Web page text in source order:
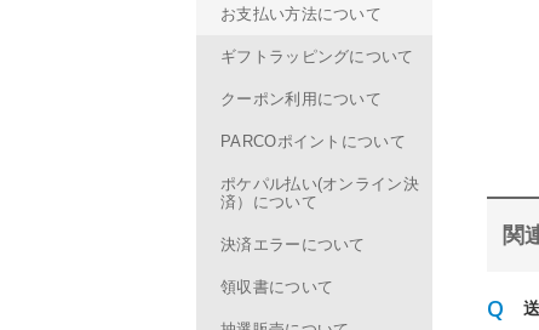
お支払い方法について
ギフトラッピングについて
クーポン利用について
PARCOポイントについて
ポケパル払い(オンライン決
済）について
決済エラーについて
領収書について
関